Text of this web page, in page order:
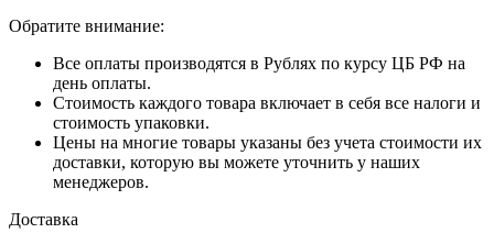
Обратите внимание:
Все оплаты производятся в Рублях по курсу ЦБ РФ на
день оплаты.
Стоимость каждого товара включает в себя все налоги и
стоимость упаковки.
Цены на многие товары указаны без учета стоимости их
доставки, которую вы можете уточнить у наших
менеджеров.
Доставка